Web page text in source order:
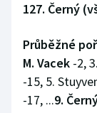
Olympijské
Parasport
Plavání
127. Černý
Průběžné
M. Vacek -2,
-15, 5.
-17, ...9.